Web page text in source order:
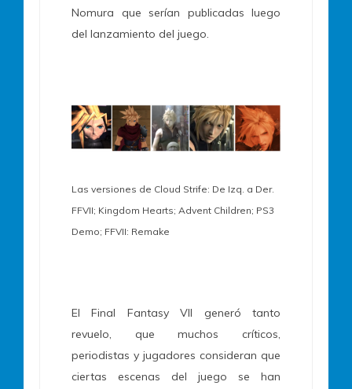
Nomura que serían publicadas luego
del lanzamiento del juego.
Las versiones de Cloud Strife: De Izq. a Der.
FFVII; Kingdom Hearts; Advent Children; PS3
Demo; FFVII: Remake
El Final Fantasy VII generó tanto
revuelo, que muchos críticos,
periodistas y jugadores consideran que
ciertas escenas del juego se han